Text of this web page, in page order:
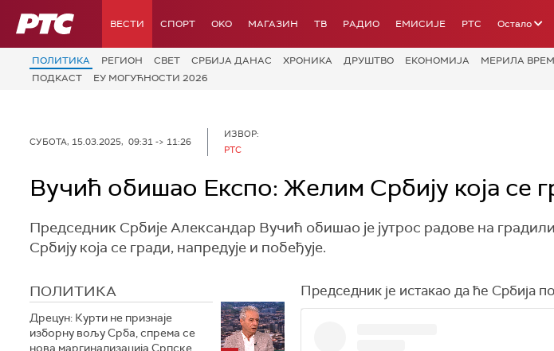
РТС ВЕСТИ СПОРТ OKO МАГАЗИН ТВ РАДИО ЕМИСИЈЕ РТС Остало
ПОЛИТИКА РЕГИОН СВЕТ СРБИЈА ДАНАС ХРОНИКА ДРУШТВО ЕКОНОМИЈА МЕРИЛА
ПОДКАСТ
ЕУ МОГУЋНОСТИ 2026
СУБОТА, 15.03.2025, 09:31 -> 11:26
ИЗВОР:
РТС
Вучић обишао Експо: Желим Србију која се
Председник Србије Александар Вучић обишао је јутрос радове на
Србију која се гради, напредује и побеђује.
ПОЛИТИКА
Дрецун: Курти не признаје
изборну вољу Срба, спрема се
нова маргинализација Српске
Председник је истакао да ће Србија